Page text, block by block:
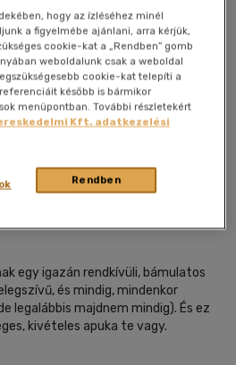
egy igazán rendkívüli, bámulatos
és mindig, mindenkor
legalábbis majdnem mindig). És ez
kivételes apuka te vagy.
hogy az ízléséhez minél
a figyelmébe ajánlani, arra kérjük,
cookie-kat a „Rendben” gomb
weboldalunk csak a weboldal
cookie-kat telepíti a
később is bármikor
menüpontban. További részletekért
Kft. adatkezelési
Rendben